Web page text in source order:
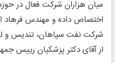
میان هزاران شرکت فعال در
اختصاص داده و مهندس فرهاد
شرکت نفت سپاهان، تندیس و
از آقای دکتر پزشکیان رییس